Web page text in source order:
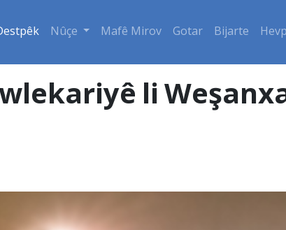
Nûçe Mafê Mirov Gotar Bijarte
li